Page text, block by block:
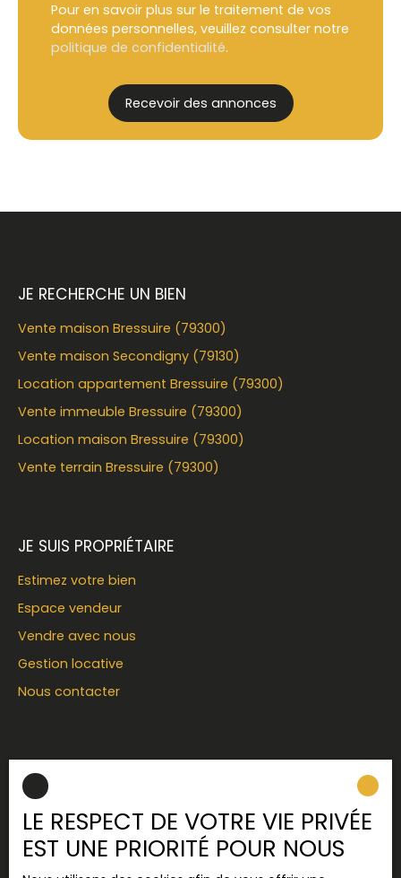
Pour en savoir plus sur le traitement de vos
données personnelles, veuillez consulter notre
politique de confidentialité.
Recevoir des annonces
JE RECHERCHE UN BIEN
Vente maison Bressuire (79300)
Vente maison Secondigny (79130)
Location appartement Bressuire (79300)
Vente immeuble Bressuire (79300)
Location maison Bressuire (79300)
Vente terrain Bressuire (79300)
JE SUIS PROPRIÉTAIRE
Estimez votre bien
Espace vendeur
Vendre avec nous
Gestion locative
Nous contacter
INFORMATIONS
Recrutement
Nos honoraires
Mentions légales
LE RESPECT DE VOTRE VIE PRIVÉE
EST UNE PRIORITÉ POUR NOUS